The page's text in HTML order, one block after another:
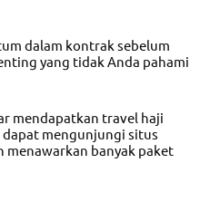
dalam kontrak sebelum
yang tidak Anda pahami
mendapatkan travel haji
mengunjungi situs
menawarkan banyak paket